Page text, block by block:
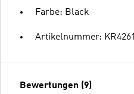
Farbe: Black
Artikelnummer: KR4261
Bewertungen (9)